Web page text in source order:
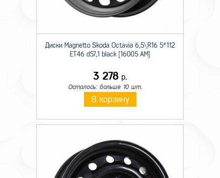
Диски Magnetto Skoda Octavia 6,5\R16 5*112
ET46 d57,1 black [16005 AM]
3 278 р.
Осталось: больше 10 шт.
В корзину